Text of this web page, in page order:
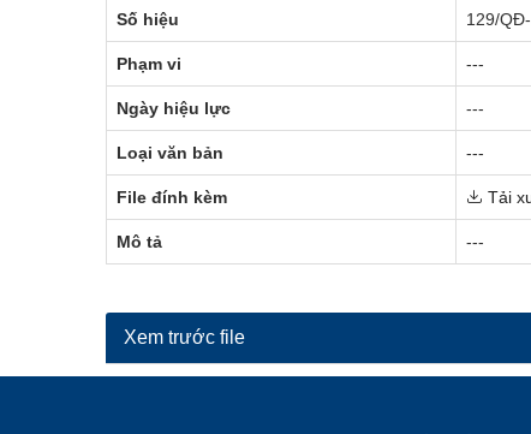
Số hiệu 129/
Phạm vi ---
Ngày hiệu lực ---
Loại văn bản ---
File đính kèm Tải
Mô tả ---
Xem trước file